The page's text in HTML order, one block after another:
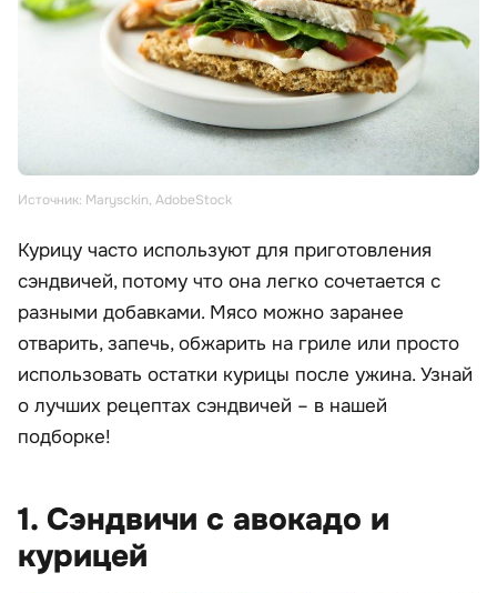
Источник: Marysckin, AdobeStock
Курицу часто используют для приготовления
сэндвичей, потому что она легко сочетается с
разными добавками. Мясо можно заранее
отварить, запечь, обжарить на гриле или просто
использовать остатки курицы после ужина. Узнай
о лучших рецептах сэндвичей – в нашей
подборке!
1. Сэндвичи с авокадо и
курицей